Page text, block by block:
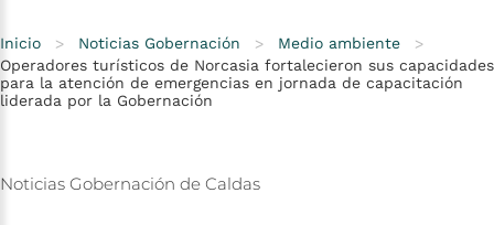
Inicio > Noticias Gobernación > Medio ambiente
>
Operadores turísticos de Norcasia fortalecieron sus capacidades
para la atención de emergencias en jornada de capacitación
liderada por la Gobernación
Noticias Gobernación de Caldas